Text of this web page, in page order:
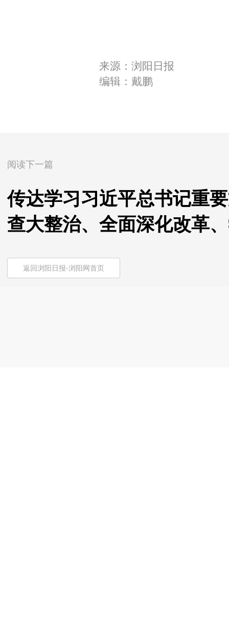
来源：浏阳日报
编辑：戴鹏
阅读下一篇
传达学习习近平总书记重
查大整治、全面深化改革
返回浏阳日报-浏阳网首页